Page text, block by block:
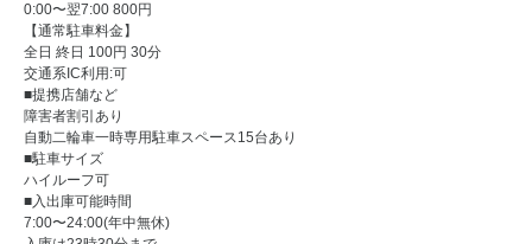
0:00〜翌7:00 800円
【通常駐車料金】
全日 終日 100円 30分
交通系IC利用:可
■提携店舗など
障害者割引あり
自動二輪車一時専用駐車スペース15台あり
■駐車サイズ
ハイルーフ可
■入出庫可能時間
7:00〜24:00(年中無休)